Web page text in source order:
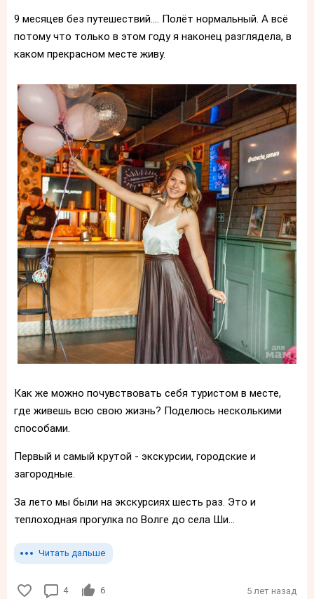
9 месяцев без путешествий.... Полёт нормальный. А всё
потому что только в этом году я наконец разглядела, в
каком прекрасном месте живу.
Как же можно почувствовать себя туристом в месте,
где живешь всю свою жизнь? Поделюсь несколькими
способами.
Первый и самый крутой - экскурсии, городские и
загородные.
За лето мы были на экскурсиях шесть раз. Это и
теплоходная прогулка по Волге до села Ши...
Читать дальше
4 6 5 лет назад